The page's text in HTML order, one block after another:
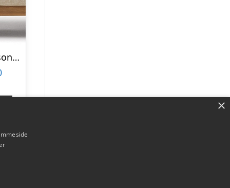
Udendørs 3-personers sofa Kave Home Tirant i FSC-teaktræ H76xB96xL212 cm
×